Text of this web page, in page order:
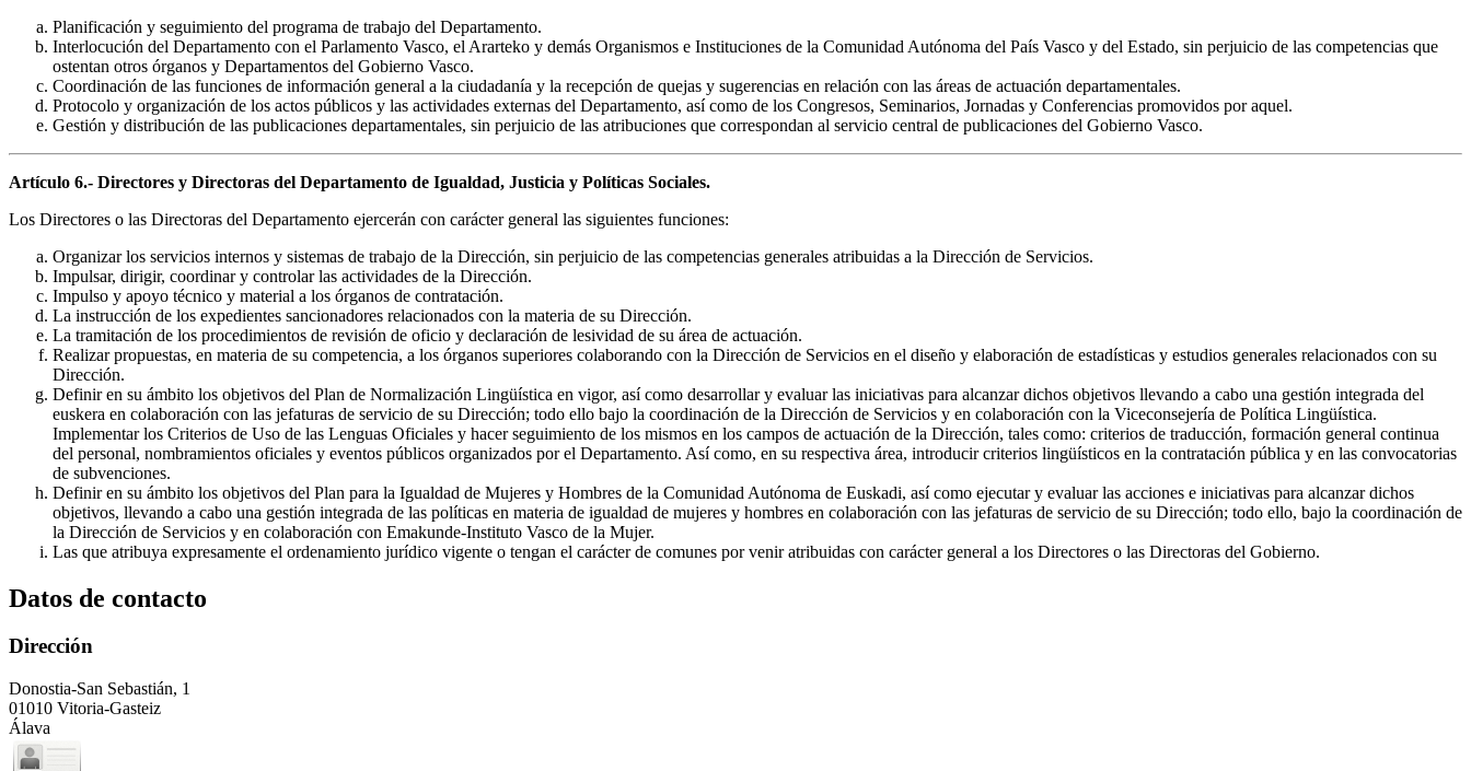
Planificación y seguimiento del programa de trabajo del Departamento.
Interlocución del Departamento con el Parlamento Vasco, el Ararteko y demás Organismos e Instituciones de la Comunidad Autónoma del País Vasco y del Estado, sin perjuicio de las competencias que
ostentan otros órganos y Departamentos del Gobierno Vasco.
Coordinación de las funciones de información general a la ciudadanía y la recepción de quejas y sugerencias en relación con las áreas de actuación departamentales.
Protocolo y organización de los actos públicos y las actividades externas del Departamento, así como de los Congresos, Seminarios, Jornadas y Conferencias promovidos por aquel.
Gestión y distribución de las publicaciones departamentales, sin perjuicio de las atribuciones que correspondan al servicio central de publicaciones del Gobierno Vasco.
Artículo 6.- Directores y Directoras del Departamento de Igualdad, Justicia y Políticas Sociales.
Los Directores o las Directoras del Departamento ejercerán con carácter general las siguientes funciones:
Organizar los servicios internos y sistemas de trabajo de la Dirección, sin perjuicio de las competencias generales atribuidas a la Dirección de Servicios.
Impulsar, dirigir, coordinar y controlar las actividades de la Dirección.
Impulso y apoyo técnico y material a los órganos de contratación.
La instrucción de los expedientes sancionadores relacionados con la materia de su Dirección.
La tramitación de los procedimientos de revisión de oficio y declaración de lesividad de su área de actuación.
Realizar propuestas, en materia de su competencia, a los órganos superiores colaborando con la Dirección de Servicios en el diseño y elaboración de estadísticas y estudios generales relacionados con su
Dirección.
Definir en su ámbito los objetivos del Plan de Normalización Lingüística en vigor, así como desarrollar y evaluar las iniciativas para alcanzar dichos objetivos llevando a cabo una gestión integrada del
euskera en colaboración con las jefaturas de servicio de su Dirección; todo ello bajo la coordinación de la Dirección de Servicios y en colaboración con la Viceconsejería de Política Lingüística.
Implementar los Criterios de Uso de las Lenguas Oficiales y hacer seguimiento de los mismos en los campos de actuación de la Dirección, tales como: criterios de traducción, formación general continua
del personal, nombramientos oficiales y eventos públicos organizados por el Departamento. Así como, en su respectiva área, introducir criterios lingüísticos en la contratación pública y en las convocatorias
de subvenciones.
Definir en su ámbito los objetivos del Plan para la Igualdad de Mujeres y Hombres de la Comunidad Autónoma de Euskadi, así como ejecutar y evaluar las acciones e iniciativas para alcanzar dichos
objetivos, llevando a cabo una gestión integrada de las políticas en materia de igualdad de mujeres y hombres en colaboración con las jefaturas de servicio de su Dirección; todo ello, bajo la coordinación de
la Dirección de Servicios y en colaboración con Emakunde-Instituto Vasco de la Mujer.
Las que atribuya expresamente el ordenamiento jurídico vigente o tengan el carácter de comunes por venir atribuidas con carácter general a los Directores o las Directoras del Gobierno.
Datos de contacto
Dirección
Donostia-San Sebastián, 1
01010 Vitoria-Gasteiz
Álava